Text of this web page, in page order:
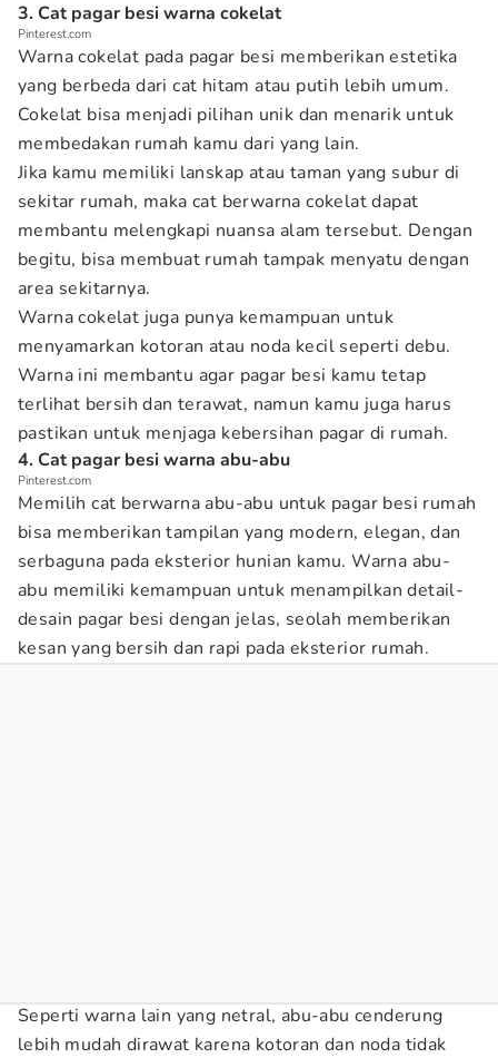
3. Cat pagar besi warna cokelat
Pinterest.com
Warna cokelat pada pagar besi memberikan estetika
yang berbeda dari cat hitam atau putih lebih umum.
Cokelat bisa menjadi pilihan unik dan menarik untuk
membedakan rumah kamu dari yang lain.
Jika kamu memiliki lanskap atau taman yang subur di
sekitar rumah, maka cat berwarna cokelat dapat
membantu melengkapi nuansa alam tersebut. Dengan
begitu, bisa membuat rumah tampak menyatu dengan
area sekitarnya.
Warna cokelat juga punya kemampuan untuk
menyamarkan kotoran atau noda kecil seperti debu.
Warna ini membantu agar pagar besi kamu tetap
terlihat bersih dan terawat, namun kamu juga harus
pastikan untuk menjaga kebersihan pagar di rumah.
4. Cat pagar besi warna abu-abu
Pinterest.com
Memilih cat berwarna abu-abu untuk pagar besi rumah
bisa memberikan tampilan yang modern, elegan, dan
serbaguna pada eksterior hunian kamu. Warna abu-
abu memiliki kemampuan untuk menampilkan detail-
desain pagar besi dengan jelas, seolah memberikan
kesan yang bersih dan rapi pada eksterior rumah.
Seperti warna lain yang netral, abu-abu cenderung
lebih mudah dirawat karena kotoran dan noda tidak